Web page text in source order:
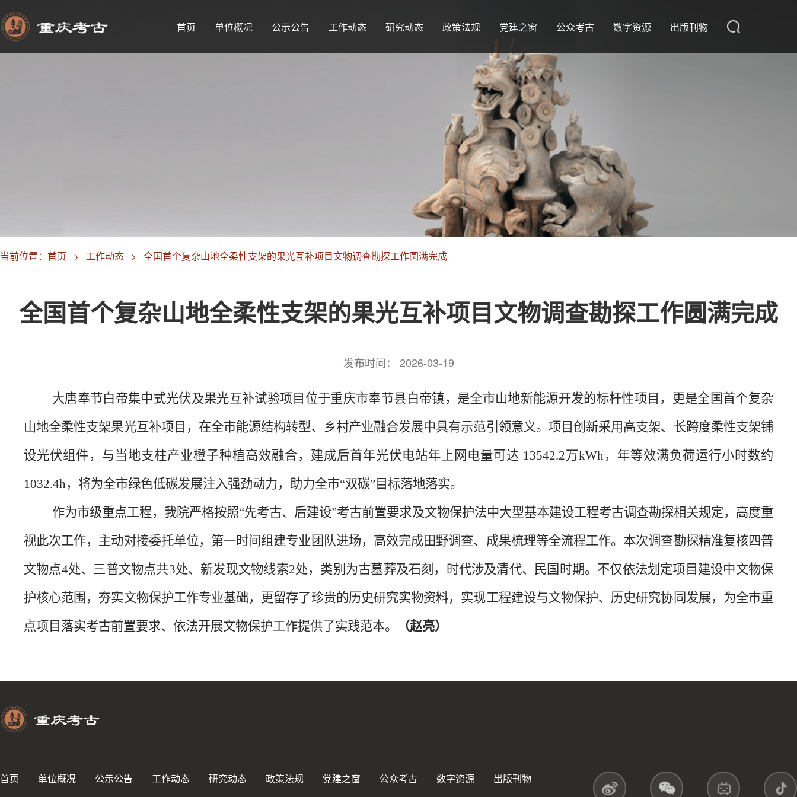
首页 单位概况 公示公告 工作动态 研究动态 政策法规 党建之窗 公众考古 数字资源 出版刊物
当前位置： 首页 > 工作动态 > 全国首个复杂山地全柔性支架的果光互补项目文物调查勘探工作圆满完成
全国首个复杂山地全柔性支架的果光互补项目文物调查勘探工作圆满完成
发布时间： 2026-03-19
大唐奉节白帝集中式光伏及果光互补试验项目位于重庆市奉节县白帝镇，是全市山地新能源开发的标杆性项目，更是全国首个复杂
山地全柔性支架果光互补项目，在全市能源结构转型、乡村产业融合发展中具有示范引领意义。项目创新采用高支架、长跨度柔性支架铺
设光伏组件，与当地支柱产业橙子种植高效融合，建成后首年光伏电站年上网电量可达 13542.2万kWh ，年等效满负荷运行小时数约
1032.4h，将为全市绿色低碳发展注入强劲动力，助力全市“双碳”目标落地落实。
作为市级重点工程，我院严格按照“先考古、后建设”考古前置要求及文物保护法中大型基本建设工程考古调查勘探相关规定，高度重
视此次工作，主动对接委托单位，第一时间组建专业团队进场，高效完成田野调查、成果梳理等全流程工作。本次调查勘探精准复核四普
文物点4处、三普文物点共3处、新发现文物线索2处，类别为古墓葬及石刻，时代涉及清代、民国时期。不仅依法划定项目建设中文物保
护核心范围，夯实文物保护工作专业基础，更留存了珍贵的历史研究实物资料，实现工程建设与文物保护、历史研究协同发展，为全市重
点项目落实考古前置要求、依法开展文物保护工作提供了实践范本。
（赵亮）
首页 单位概况 公示公告 工作动态 研究动态 政策法规 党建之窗 公众考古 数字资源 出版刊物